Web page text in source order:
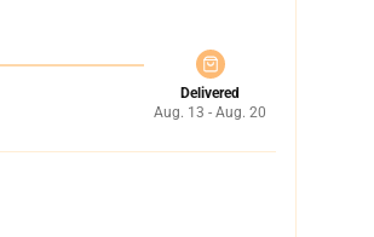
Delivered
Aug. 13 - Aug. 20